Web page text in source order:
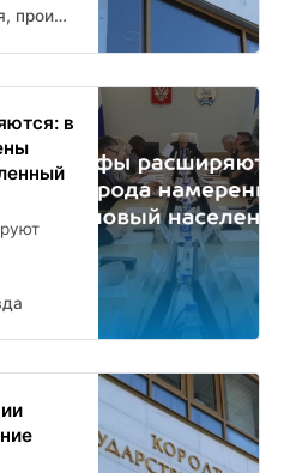
Новости Уфы сегодня, происшествия, ЧП и ДТП
в